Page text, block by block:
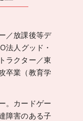
／放課後等デ
法人グッド・
ラクター／東
卒業（教育学
。カードゲー
障害のある子